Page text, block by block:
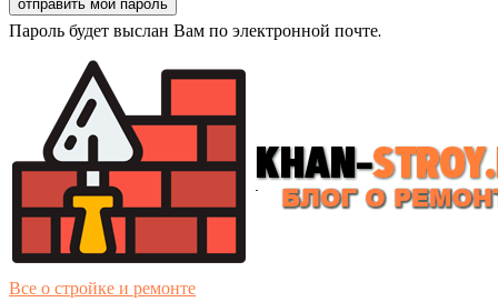
Пароль будет выслан Вам по электронной почте.
Все о стройке и ремонте